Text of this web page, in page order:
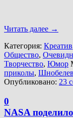
Читать далее →
Категория: Креатив
Общество,
Творчество, Юмор
приколы,
Опубликовано: 23
0
NASA